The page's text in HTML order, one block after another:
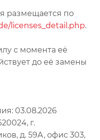
размещается по
licenses_detail.php.
с момента её
до её замены
03.08.2026
г.
д. 59А, офис 303,